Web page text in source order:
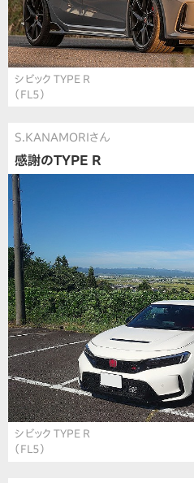
シビック TYPE R
（FL5）
S.KANAMORIさん
感謝のTYPE R
シビック TYPE R
（FL5）